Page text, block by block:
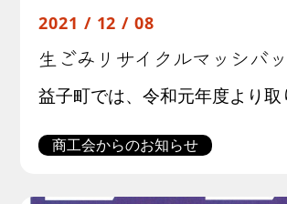
2021 / 12 / 08
商工会からのお知らせ